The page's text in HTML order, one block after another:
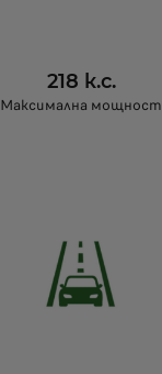
218 к.с.
Максимална мощност